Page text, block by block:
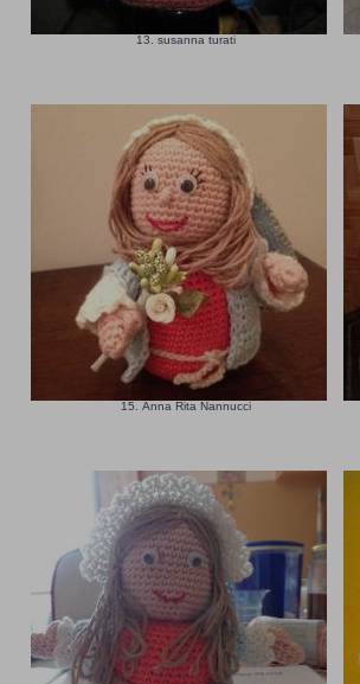
13. susanna turati
15. Anna Rita Nannucci